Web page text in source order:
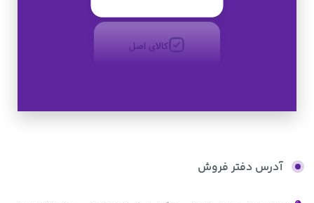
کالای اصل
آدرس دفتر فروش